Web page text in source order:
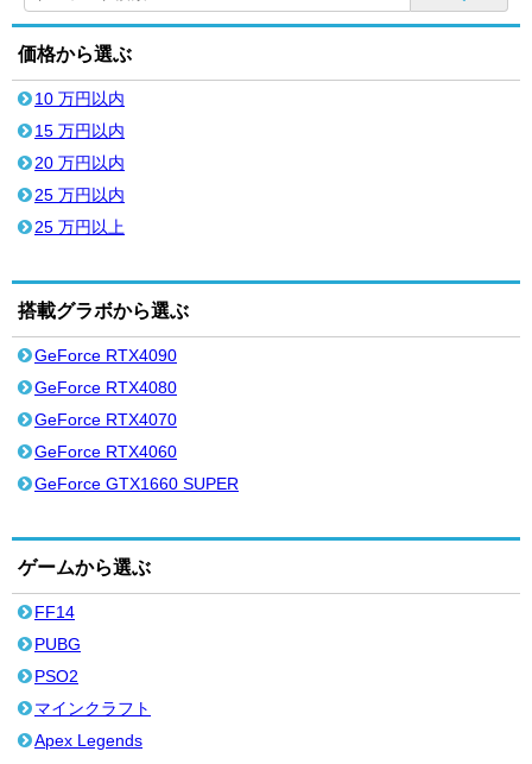
価格から選ぶ
10 万円以内
15 万円以内
20 万円以内
25 万円以内
25 万円以上
搭載グラボから選ぶ
GeForce RTX4090
GeForce RTX4080
GeForce RTX4070
GeForce RTX4060
GeForce GTX1660 SUPER
ゲームから選ぶ
FF14
PUBG
PSO2
マインクラフト
Apex Legends